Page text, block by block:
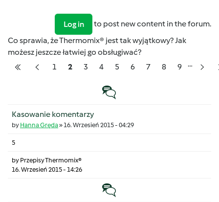
Log in
to post new content in the forum.
Co sprawia, że Thermomix® jest tak wyjątkowy? Jak
możesz jeszcze łatwiej go obsługiwać?
Pagination
Pierwsza strona
Poprzednia strona
Strona
1 Strona
2 Strona
3 Strona
4 Strona
5 Strona
6 Strona
7 Strona
8 Strona
9 …
Temat zwyczajny
Kasowanie komentarzy
by Hanna Gręda »16. Wrzesień 2015 - 04:29
5
by Przepisy Thermomix®
16. Wrzesień 2015 - 14:26
Temat zwyczajny